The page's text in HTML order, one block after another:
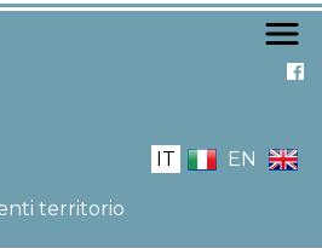
Salta
IT EN
territorio